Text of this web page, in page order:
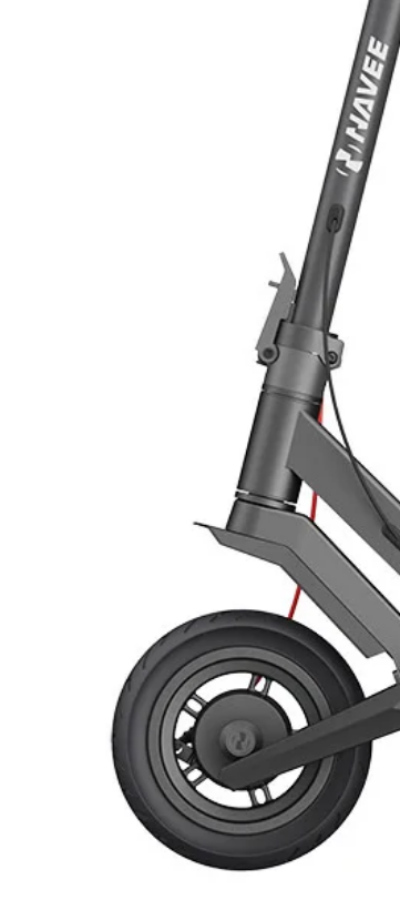
Principio di
Il sistema a
prevalenza (gruppo
termovettore, così
all’accumulo
disattivare il
radiazione solare